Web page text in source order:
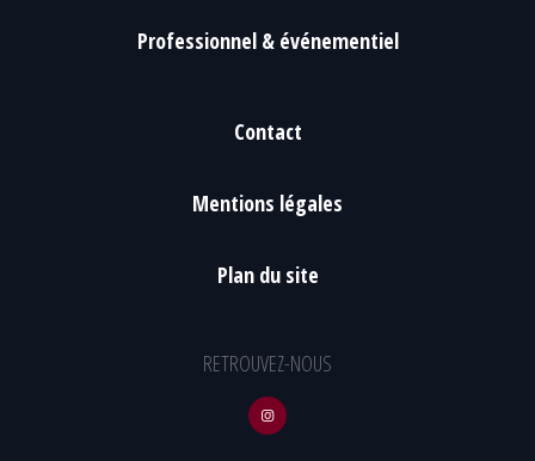
Professionnel & événementiel
Contact
Mentions légales
Plan du site
RETROUVEZ-NOUS